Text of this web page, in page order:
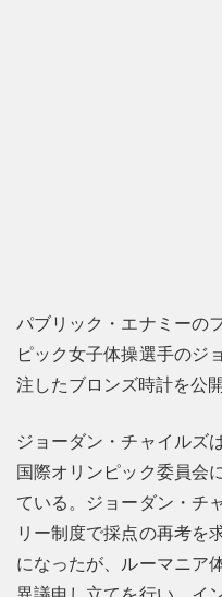
パブリック・エナミーの
ピック女子体操選手のジ
注したブロンズ時計を公
ジョーダン・チャイルズ
国際オリンピック委員会
ている。ジョーダン・チ
リー制度で採点の再考を
になったが、ルーマニア